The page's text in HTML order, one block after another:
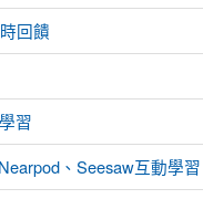
回饋
習
、Seesaw互動學習